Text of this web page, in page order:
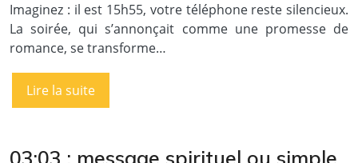
Imaginez : il est 15h55, votre téléphone reste silencieux.
La soirée, qui s’annonçait comme une promesse de
romance, se transforme…
Lire la suite
03:03 : message spirituel ou simple